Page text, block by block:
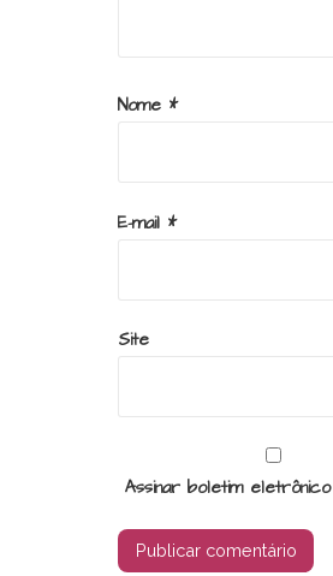
Nome *
E-mail *
Site
Assinar boletim eletrônico